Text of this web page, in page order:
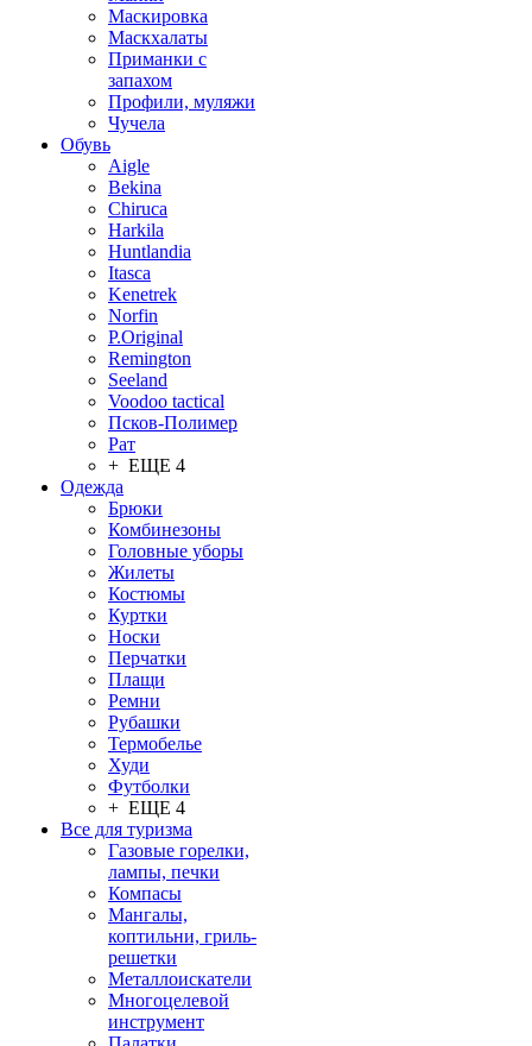
Маскировка
Маскхалаты
Приманки с
запахом
Профили, муляжи
Чучела
Обувь
Aigle
Bekina
Chiruсa
Harkila
Huntlandia
Itasca
Kenetrek
Norfin
P.Original
Remington
Seeland
Voodoo tactical
Псков-Полимер
Рат
+ ЕЩЕ 4
Одежда
Брюки
Комбинезоны
Головные уборы
Жилеты
Костюмы
Куртки
Носки
Перчатки
Плащи
Ремни
Рубашки
Термобелье
Худи
Футболки
+ ЕЩЕ 4
Все для туризма
Газовые горелки,
лампы, печки
Компасы
Мангалы,
коптильни, гриль-
решетки
Металлоискатели
Многоцелевой
инструмент